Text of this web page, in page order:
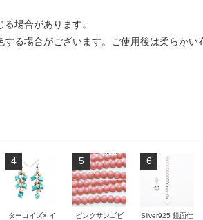
場合があります。
る場合がございます。ご使用後は柔らかい
4
ターコイズ× イ
5
ピンクサンゴビ
6
Silver925 鏡面仕